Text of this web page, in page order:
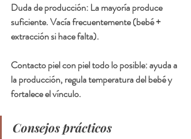
Duda de producción: La mayoría produce
suficiente. Vacía frecuentemente (bebé +
extracción si hace falta).
Contacto piel con piel todo lo posible: ayuda a
la producción, regula temperatura del bebé y
fortalece el vínculo.
Consejos prácticos